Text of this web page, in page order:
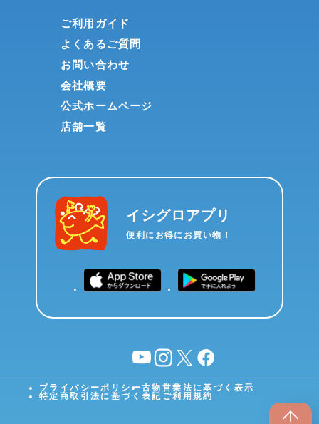
ご利用ガイド
よくあるご質問
お問い合わせ
会社概要
公式ホームページ
店舗一覧
イシグロアプリ
便利にお得にお買い物！
YouTubeinstagram
X facebook
プライバシーポリシー古物営業法に基づく表示
特定商取引法に基づく表記 ご利用規約